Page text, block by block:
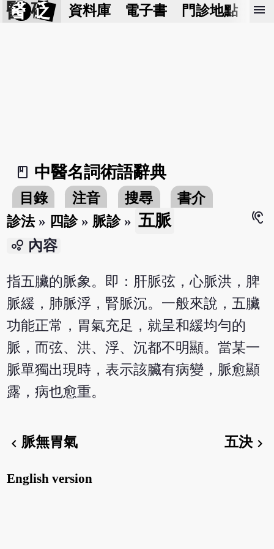
醫 砭 資料庫 電子書 門診地點 預
menu
book_2
中醫名詞術語辭典
目錄 注音 搜尋
書介
診法» 四診» 脈診» 五脈
hearing
bubble_chart 內容
指五臟的脈象。即：肝脈弦，心脈洪，脾
脈緩，肺脈浮，腎脈沉。一般來說，五臟
功能正常，胃氣充足，就呈和緩均勻的
脈，而弦、洪、浮、沉都不明顯。當某一
脈單獨出現時，表示該臟有病變，脈愈顯
露，病也愈重。
chevron_left脈無胃氣 五決chevron_right
English version